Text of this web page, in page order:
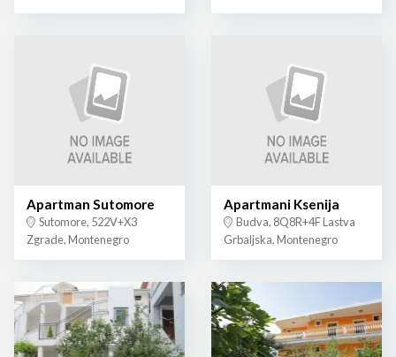
Apartman Sutomore
Sutomore, 522V+X3
Zgrade, Montenegro
Apartmani Ksenija
Budva, 8Q8R+4F Lastva
Grbaljska, Montenegro